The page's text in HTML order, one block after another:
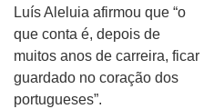
Luís Aleluia afirmou que “o
que conta é, depois de
muitos anos de carreira, ficar
guardado no coração dos
portugueses”.